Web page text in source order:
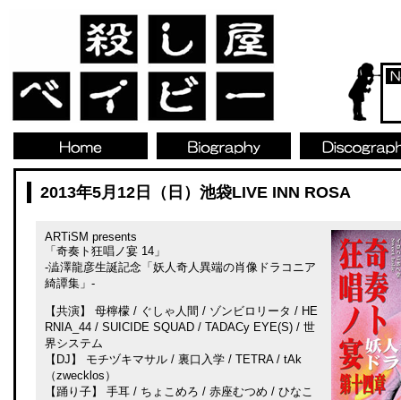
2013年5月12日（日）池袋LIVE INN ROSA
ARTiSM presents
「奇奏ト狂唱ノ宴 14」
-澁澤龍彦生誕記念「妖人奇人異端の肖像ドラコニア
綺譚集」-
【共演】 母檸檬 / ぐしゃ人間 / ゾンビロリータ / HE
RNIA_44 / SUICIDE SQUAD / TADACy EYE(S) / 世
界システム
【DJ】 モチヅキマサル / 裏口入学 / TETRA / tAk
（zwecklos）
【踊り子】 手耳 / ちょこめろ / 赤座むつめ / ひなこ